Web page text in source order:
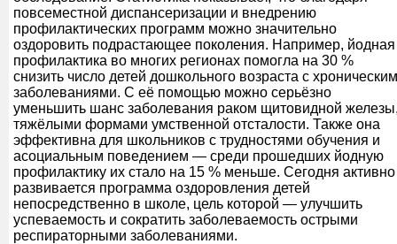
повсеместной диспансеризации и внедрению
профилактических программ можно значительно
оздоровить подрастающее поколения. Например, йодная
профилактика во многих регионах помогла на 30 %
снизить число детей дошкольного возраста с
заболеваниями. С её помощью можно серьёзно
уменьшить шанс заболевания раком щитовидной
тяжёлыми формами умственной отсталости. Также она
эффективна для школьников с трудностями обучения и
асоциальным поведением — среди прошедших йодную
профилактику их стало на 15 % меньше. Сегодня активно
развивается программа оздоровления детей
непосредственно в школе, цель которой — улучшить
успеваемость и сократить заболеваемость острыми
респираторными заболеваниями.